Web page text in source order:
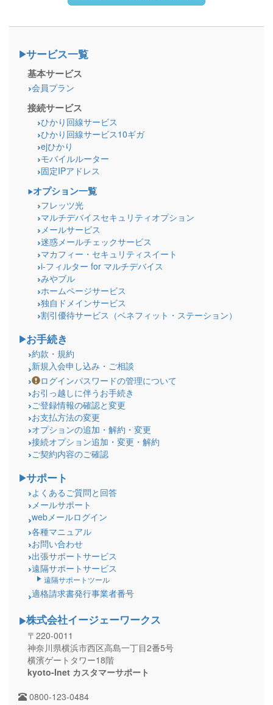
サービス一覧
基本サービス
会員プラン
接続サービス
ひかり回線サービス
ひかり回線サービス10ギガ
ejひかり
モバイルルーター
固定IPアドレス
オプション一覧
フレッツ光
マルチデバイスセキュリティオプション
メールサービス
迷惑メールチェックサービス
マカフィー・セキュリティスイート
i-フィルター for マルチデバイス
みやブル
ホームページサービス
独自ドメインサービス
割引優待サービス（ベネフィット・ステーション）
お手続き
約款・規約
新規入会申し込み・ご相談
ログインパスワードの管理について
お引っ越しに伴うお手続き
ご登録情報の確認と変更
お支払方法の変更
オプションの追加・解約・変更
接続オプション追加・変更・解約
ご契約内容のご確認
サポート
よくあるご質問と回答
メールサポート
webメールログイン
各種マニュアル
お問い合わせ
出張サポートサービス
遠隔サポートサービス
遠隔サポートツール
適格請求書発行事業者番号
株式会社イージェーワークス
〒220-0011
神奈川県横浜市西区高島一丁目2番5号
横濱ゲートタワー18階
kyoto-Inet カスタマーサポート
0800-123-0484